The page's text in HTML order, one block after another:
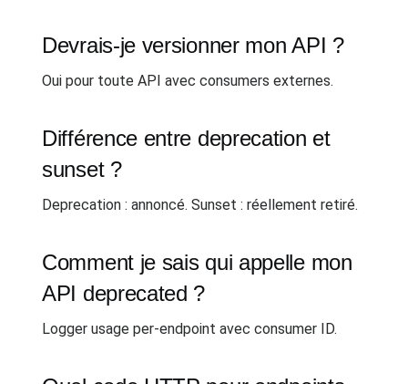
Devrais-je versionner mon API ?
Oui pour toute API avec consumers externes.
Différence entre deprecation et
sunset ?
Deprecation : annoncé. Sunset : réellement retiré.
Comment je sais qui appelle mon
API deprecated ?
Logger usage per-endpoint avec consumer ID.